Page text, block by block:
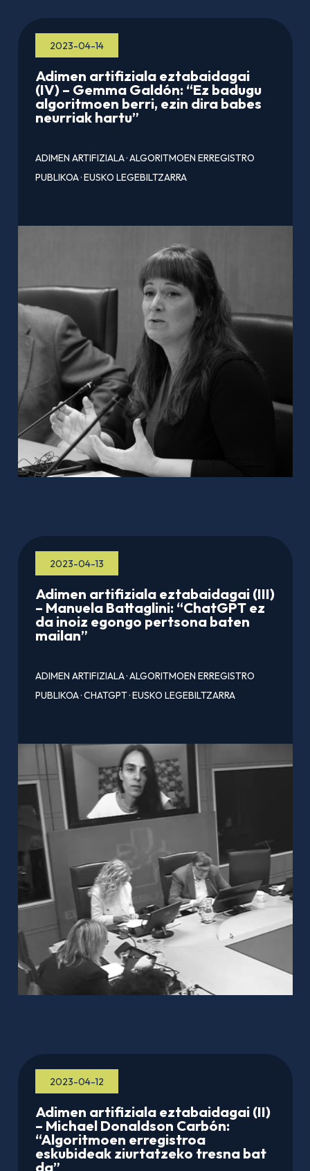
2023-04-14
Adimen artifiziala eztabaidagai
(IV) – Gemma Galdón: “Ez badugu
algoritmoen berri, ezin dira babes
neurriak hartu”
ADIMEN ARTIFIZIALA·ALGORITMOEN ERREGISTRO
PUBLIKOA·EUSKO LEGEBILTZARRA
2023-04-13
Adimen artifiziala eztabaidagai (III)
– Manuela Battaglini: “ChatGPT ez
da inoiz egongo pertsona baten
mailan”
ADIMEN ARTIFIZIALA·ALGORITMOEN ERREGISTRO
PUBLIKOA·CHATGPT·EUSKO LEGEBILTZARRA
2023-04-12
Adimen artifiziala eztabaidagai (II)
– Michael Donaldson Carbón:
“Algoritmoen erregistroa
eskubideak ziurtatzeko tresna bat
da”